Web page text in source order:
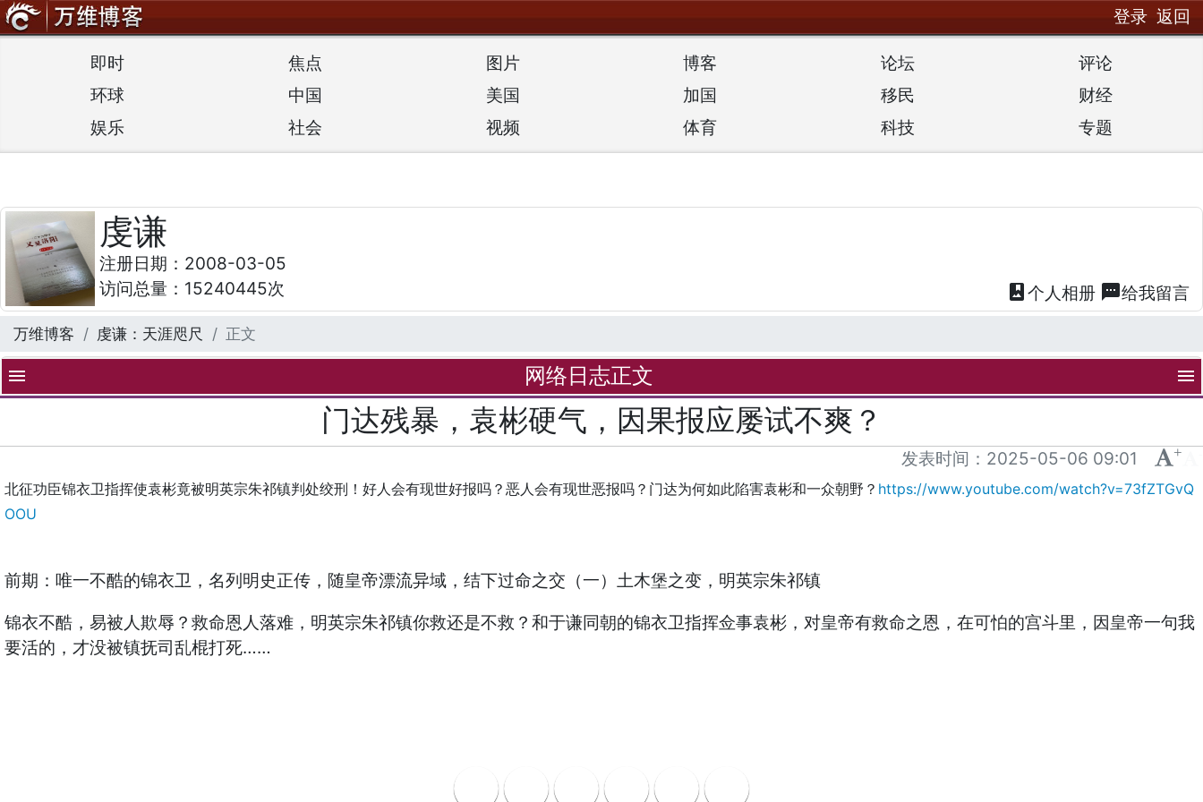
登录 返回
即时 焦点 图片 博客 论坛
评论
环球
中国 美国 加国 移民
财经
娱乐
社会 视频 体育 科技 专题
虔谦
注册日期：2008-03-05
访问总量：15240445次
photo_album 个人相册 textsms给我留言
万维博客 虔谦：天涯咫尺 正文
menu 网络日志正文 menu
门达残暴，袁彬硬气，因果报应屡试不爽？
发表时间： 2025-05-06 09:01 +
北征功臣锦衣卫指挥使袁彬竟被明英宗朱祁镇判处绞刑！好人会有现世好报吗？恶人会有现世恶报吗？门达为何如此陷害袁彬和一众朝野？ https://www.youtube.com/watch?v=73fZTGvQ
OOU
前期： 唯一不酷的锦衣卫，名列明史正传，随皇帝漂流异域，结下过命之交（一）土木堡之变，明英宗朱祁镇
锦衣不酷，易被人欺辱？救命恩人落难，明英宗朱祁镇你救还是不救？和于谦同朝的锦衣卫指挥佥事袁彬，对皇帝有救命之恩，在可怕的宫斗里，因皇帝一句我
要活的，才没被镇抚司乱棍打死……